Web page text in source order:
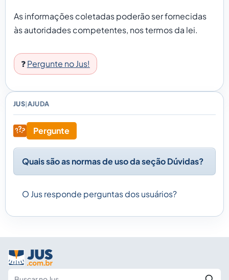
JUS|AJUDA
Pergunte
Quais são as normas de uso da seção Dúvidas?
O Jus responde perguntas dos usuários?
As informações coletadas poderão ser fornecidas
às autoridades competentes, nos termos da lei.
❓Pergunte no Jus!